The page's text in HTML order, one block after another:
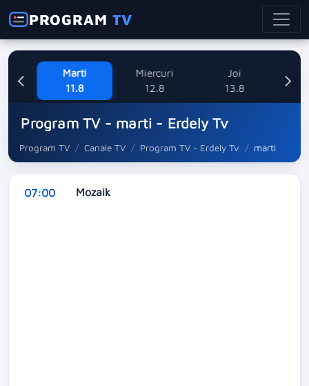
PROGRAMTV
Marti
11.8
Miercuri
12.8
Joi
13.8
Program TV - marti - Erdely Tv
Program TV Canale TV Program TV - Erdely Tv marti
07:00 Mozaik